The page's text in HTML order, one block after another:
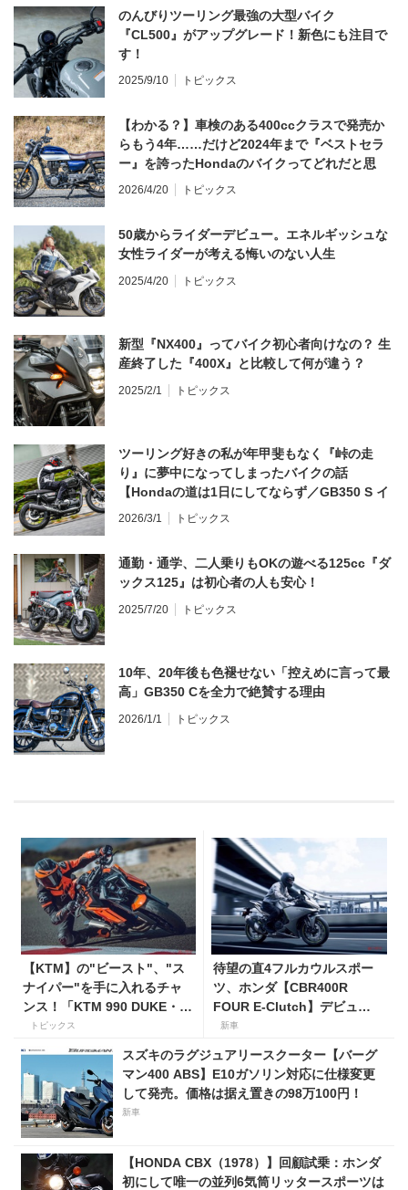
のんびりツーリング最強の大型バイク
『CL500』がアップグレード！新色にも注目で
す！
2025/9/10 トピックス
【わかる？】車検のある400ccクラスで発売か
らもう4年……だけど2024年まで『ベストセラ
ー』を誇ったHondaのバイクってどれだと思
う？
2026/4/20 トピックス
50歳からライダーデビュー。エネルギッシュな
女性ライダーが考える悔いのない人生
2025/4/20 トピックス
新型『NX400』ってバイク初心者向けなの？ 生
産終了した『400X』と比較して何が違う？
2025/2/1 トピックス
ツーリング好きの私が年甲斐もなく『峠の走
り』に夢中になってしまったバイクの話
【Hondaの道は1日にしてならず／GB350 S イ
ンプレ・レビュー 前編】
2026/3/1 トピックス
通勤・通学、二人乗りもOKの遊べる125cc『ダ
ックス125』は初心者の人も安心！
2025/7/20 トピックス
10年、20年後も色褪せない「控えめに言って最
高」GB350 Cを全力で絶賛する理由
2026/1/1 トピックス
【KTM】の"ビースト"、"ス
ナイパー"を手に入れるチャ
ンス！「KTM 990 DUKE・
KTM 1390 SUPER DUKE R
トピックス
待望の直4フルカウルスポー
ツ、ホンダ【CBR400R
FOUR E-Clutch】デビュ
ー！ 価格119万9000円で9
新車
スズキのラグジュアリースクーター【バーグ
マン400 ABS】E10ガソリン対応に仕様変更
して発売。価格は据え置きの98万100円！
新車
【HONDA CBX（1978）】回顧試乗：ホンダ
初にして唯一の並列6気筒リッタースポーツは